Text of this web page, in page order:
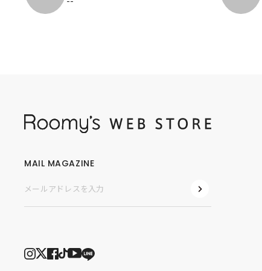
MAIL MAGAZINE